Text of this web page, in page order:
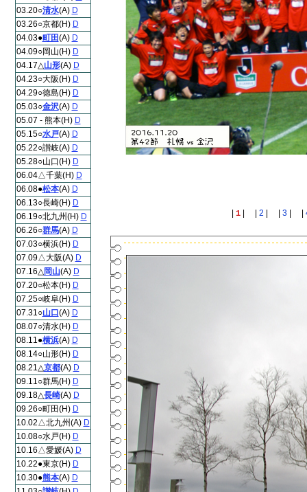
03.20○清水(A) D
03.26○京都(H) D
04.03●町田(A) D
04.09○岡山(H) D
04.17△山形(A) D
04.23○大阪(H) D
04.29○徳島(H) D
05.03○金沢(A) D
05.07 - 熊本(H) D
05.15○水戸(A) D
05.22○讃岐(A) D
05.28○山口(H) D
06.04△千葉(H) D
06.08●松本(A) D
06.13○長崎(H) D
06.19○北九州(H) D
06.26○群馬(A) D
07.03○横浜(H) D
07.09△大阪(A) D
07.16△岡山(A) D
07.20○松本(H) D
07.25○岐阜(H) D
07.31○山口 (A) D
08.07○清水(H) D
08.11●横浜(A) D
08.14○山形(H) D
08.21△京都(A) D
09.11○群馬(H) D
09.18△長崎(A) D
09.26○町田(H) D
10.02△北九州(A) D
10.08○水戸(H) D
10.16△愛媛(A) D
10.22●東京(H) D
10.30●熊本(A) D
1 2 3